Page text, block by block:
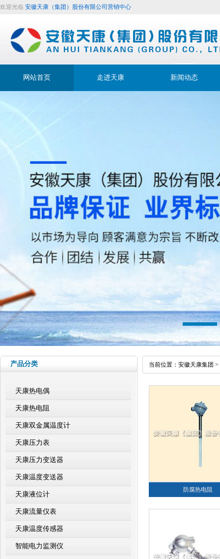
欢迎光临 安徽天康（集团）股份有限公司营销中心
网站首页 走进天康 新闻动态
产品分类
天康热电偶
天康热电阻
天康双金属温度计
天康压力表
天康压力变送器
天康温度变送器
天康液位计
天康流量仪表
天康温度传感器
智能电力监测仪
当前位置： 安徽天康集团 >
防腐热电阻